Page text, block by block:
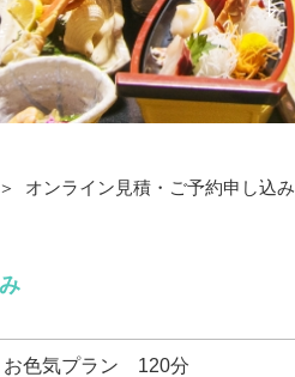
オンライン見積・ご予約申し込み
お色気プラン 120分